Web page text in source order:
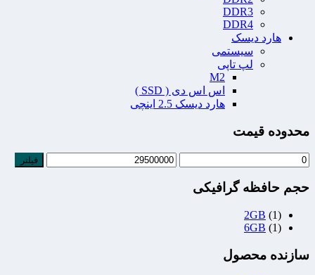
DDR3
DDR4
هارد دیسک
سیستمی
لپ تاپی
M2
اس اس دی ( SSD )
هارد دیسک 2.5 اینچی
محدوده قیمت
فیلتر
حجم حافظه گرافیکی
2GB (1)
6GB (1)
سازنده محصول